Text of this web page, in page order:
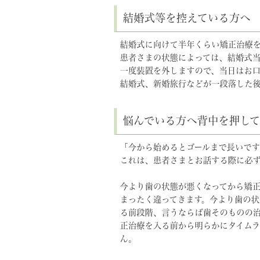
結婚式等を控えている方へ
結婚式に向けて半年くらい矯正治療
患者さまの状態によっては、結婚式
一度装置を外しますので、当日はお
結婚式、新婚旅行などが一段落した
悩んでいる方へ背中を押し
「今から始めるとゴールまで長いで
これは、患者さまとお話する際に必
今より歯の状態が悪くなってから矯
まったく違ってきます。今より歯の
る前段階、言うならば歯そのものの
正治療を入る前から明らかにタイム
ん。